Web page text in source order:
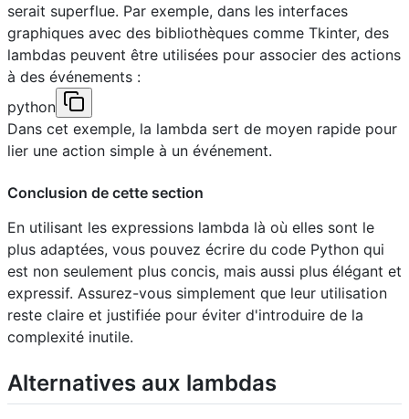
serait superflue. Par exemple, dans les interfaces
graphiques avec des bibliothèques comme Tkinter, des
lambdas peuvent être utilisées pour associer des actions
à des événements :
python
Dans cet exemple, la lambda sert de moyen rapide pour
lier une action simple à un événement.
Conclusion de cette section
En utilisant les expressions lambda là où elles sont le
plus adaptées, vous pouvez écrire du code Python qui
est non seulement plus concis, mais aussi plus élégant et
expressif. Assurez-vous simplement que leur utilisation
reste claire et justifiée pour éviter d'introduire de la
complexité inutile.
Alternatives aux lambdas